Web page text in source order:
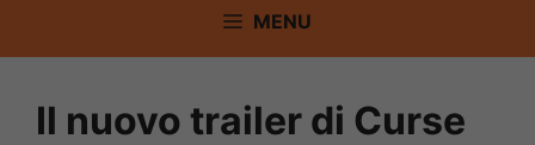
MENU
Il nuovo trailer di Curse